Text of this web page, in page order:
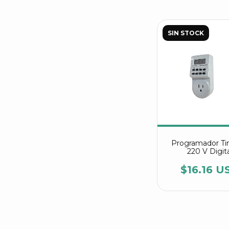
SIN STOCK
Programador
220 V
$16.16